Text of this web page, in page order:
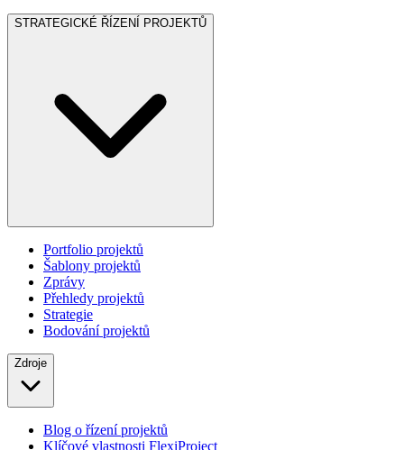
STRATEGICKÉ ŘÍZENÍ PROJEKTŮ
Portfolio projektů
Šablony projektů
Zprávy
Přehledy projektů
Strategie
Bodování projektů
Zdroje
Blog o řízení projektů
Klíčové vlastnosti FlexiProject